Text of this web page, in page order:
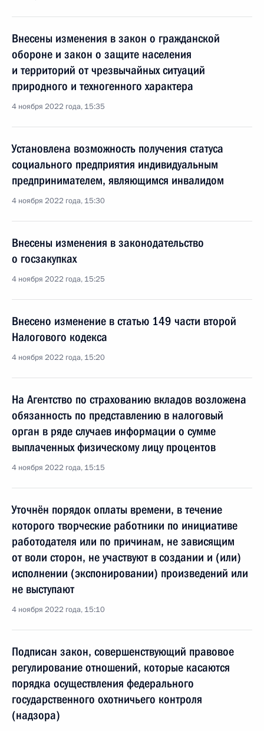
Внесены изменения в закон о гражданской
обороне и закон о защите населения
и территорий от чрезвычайных ситуаций
природного и техногенного характера
4 ноября 2022 года, 15:35
Установлена возможность получения статуса
социального предприятия индивидуальным
предпринимателем, являющимся инвалидом
4 ноября 2022 года, 15:30
Внесены изменения в законодательство
о госзакупках
4 ноября 2022 года, 15:25
Внесено изменение в статью 149 части второй
Налогового кодекса
4 ноября 2022 года, 15:20
На Агентство по страхованию вкладов возложена
обязанность по представлению в налоговый
орган в ряде случаев информации о сумме
выплаченных физическому лицу процентов
4 ноября 2022 года, 15:15
Уточнён порядок оплаты времени, в течение
которого творческие работники по инициативе
работодателя или по причинам, не зависящим
от воли сторон, не участвуют в создании и (или)
исполнении (экспонировании) произведений или
не выступают
4 ноября 2022 года, 15:10
Подписан закон, совершенствующий правовое
регулирование отношений, которые касаются
порядка осуществления федерального
государственного охотничьего контроля
(надзора)